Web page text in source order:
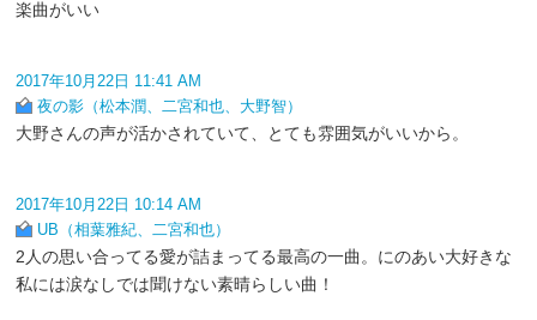
楽曲がいい
2017年10月22日 11:41 AM
夜の影（松本潤、二宮和也、大野智）
大野さんの声が活かされていて、とても雰囲気がいいから。
2017年10月22日 10:14 AM
UB（相葉雅紀、二宮和也）
2人の思い合ってる愛が詰まってる最高の一曲。にのあい大好きな
私には涙なしでは聞けない素晴らしい曲！